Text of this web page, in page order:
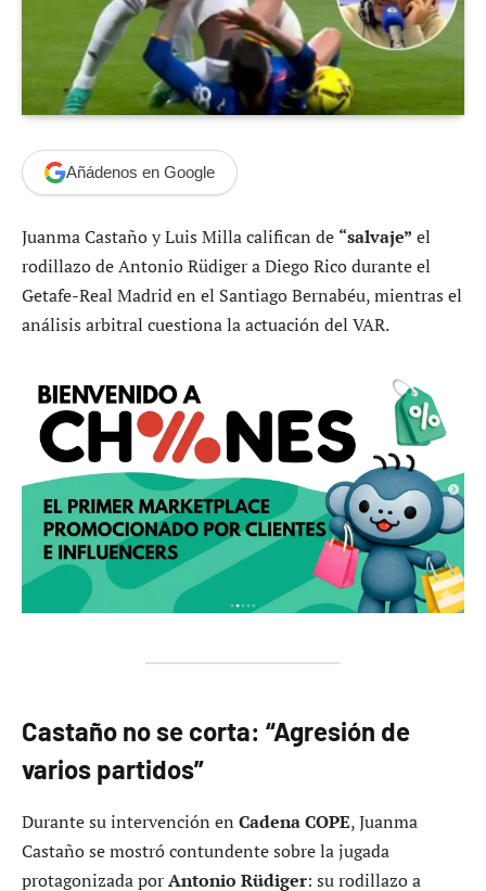
Añádenos en Google
Juanma Castaño y Luis Milla califican de “salvaje” el
rodillazo de Antonio Rüdiger a Diego Rico durante el
Getafe-Real Madrid en el Santiago Bernabéu, mientras el
análisis arbitral cuestiona la actuación del VAR.
Castaño no se corta: “Agresión de
varios partidos”
Durante su intervención en Cadena COPE, Juanma
Castaño se mostró contundente sobre la jugada
protagonizada porAntonio Rüdiger: su rodillazo a